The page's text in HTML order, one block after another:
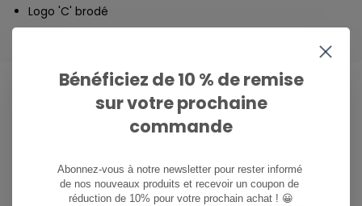
Logo 'C' brodé
081/260.730
Bénéficiez de 10 % de remise
sur votre prochaine
commande
Abonnez-vous à notre newsletter pour rester informé
de nos nouveaux produits et recevoir un coupon de
réduction de 10% pour votre prochain achat ! 😀